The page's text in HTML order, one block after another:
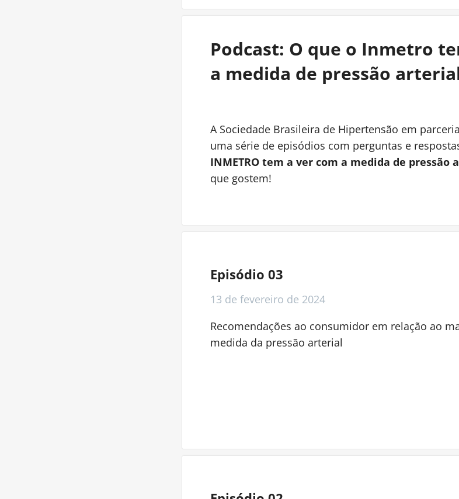
Podcast: O que o Inmetro
a medida de pressão
A Sociedade Brasileira de Hipertensão em
uma série de episódios com perguntas e
INMETRO tem a ver com a medida de pressão
que gostem!
Episódio 03
13 de fevereiro de 2024
Recomendações ao consumidor em relação ao
medida da pressão arterial